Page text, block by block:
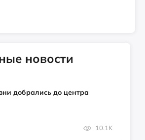
новости
добрались до центра
10.1K